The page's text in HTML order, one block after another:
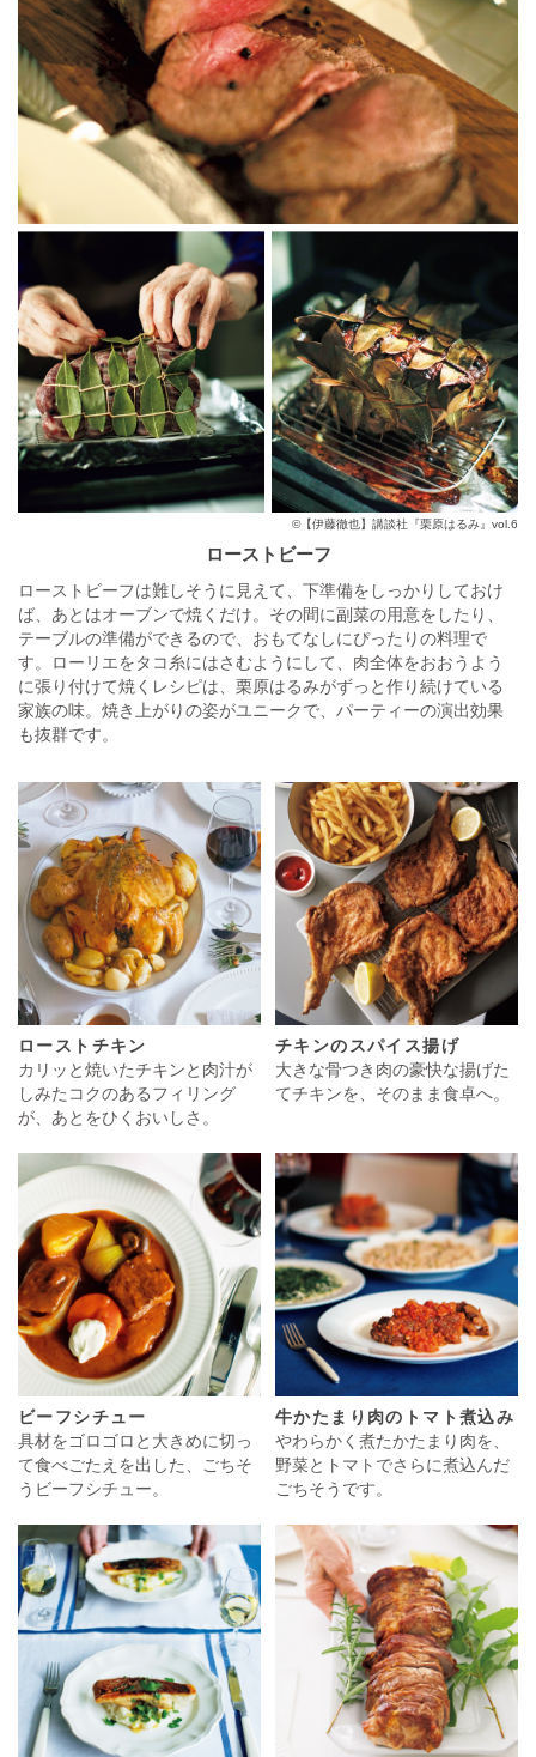
©【伊藤徹也】講談社『栗原はるみ』vol.6
ローストビーフ
ローストビーフは難しそうに見えて、下準備をしっかりしておけ
ば、あとはオーブンで焼くだけ。その間に副菜の用意をしたり、
テーブルの準備ができるので、おもてなしにぴったりの料理で
す。ローリエをタコ糸にはさむようにして、肉全体をおおうよう
に張り付けて焼くレシピは、栗原はるみがずっと作り続けている
家族の味。焼き上がりの姿がユニークで、パーティーの演出効果
も抜群です。
ローストチキン
カリッと焼いたチキンと肉汁が
しみたコクのあるフィリング
が、あとをひくおいしさ。
チキンのスパイス揚げ
大きな骨つき肉の豪快な揚げた
てチキンを、そのまま食卓へ。
ビーフシチュー
具材をゴロゴロと大きめに切っ
て食べごたえを出した、ごちそ
うビーフシチュー。
牛かたまり肉のトマト煮込み
やわらかく煮たかたまり肉を、
野菜とトマトでさらに煮込んだ
ごちそうです。